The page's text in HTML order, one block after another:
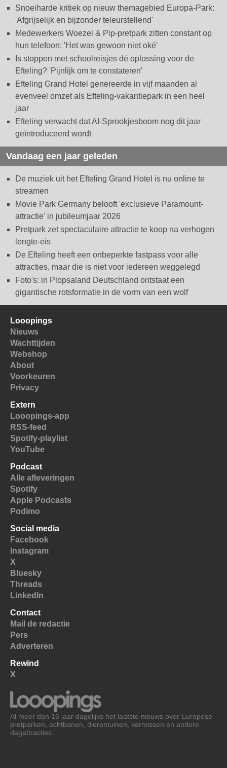
Snoeiharde kritiek op nieuw themagebied Europa-Park:
'Afgrijselijk en bijzonder teleurstellend'
Medewerkers Woezel & Pip-pretpark zitten constant op
hun telefoon: 'Het was gewoon niet oké'
Is stoppen met schoolreisjes dé oplossing voor de
Efteling? 'Pijnlijk om te constateren'
Efteling Grand Hotel genereerde in vijf maanden al
evenveel omzet als Efteling-vakantiepark in een heel
jaar
Efteling verwacht dat AI-Sprookjesboom nog dit jaar
geïntroduceerd wordt
Vandaag een jaar geleden
De muziek uit het Efteling Grand Hotel is nu online te
streamen
Movie Park Germany belooft 'exclusieve Paramount-
attractie' in jubileumjaar 2026
Pretpark zet spectaculaire attractie te koop na verhogen
lengte-eis
De Efteling heeft een onbeperkte fastpass voor alle
attracties, maar die is niet voor iedereen weggelegd
Foto's: in Plopsaland Deutschland ontstaat een
gigantische rotsformatie in de vorm van een wolf
Looopings
Nieuws
Wachttijden
Webshop
About
Voorkeuren
Privacy
Extern
Looopings-app
RSS-feed
Spotify-playlist
YouTube
Podcast
Alle afleveringen
Spotify
Apple Podcasts
Podimo
Social media
Facebook
Instagram
X
Bluesky
Threads
LinkedIn
Contact
Mail de redactie
Pers
Adverteren
Rewind
X
Al meer dan 16 jaar dagelijks het laatste nieuws over Europese
pretparken, achtbanen, dierentuinen, kermissen en andere
dagattracties.